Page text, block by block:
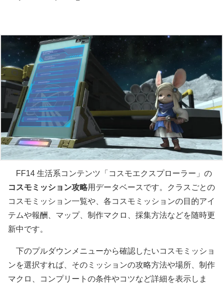
FF14 生活系コンテンツ「コスモエクスプローラー」の
コスモミッション攻略用データベースです。クラスごとの
コスモミッション一覧や、各コスモミッションの目的アイ
テムや報酬、マップ、制作マクロ、採集方法などを随時更
新中です。
下のプルダウンメニューから確認したいコスモミッショ
ンを選択すれば、そのミッションの攻略方法や場所、制作
マクロ、コンプリートの条件やコツなど詳細を表示しま